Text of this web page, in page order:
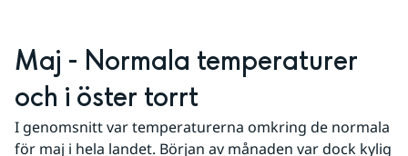
Maj - Normala temperaturer
och i öster torrt
I genomsnitt var temperaturerna omkring de normala
för maj i hela landet. Början av månaden var dock kylig